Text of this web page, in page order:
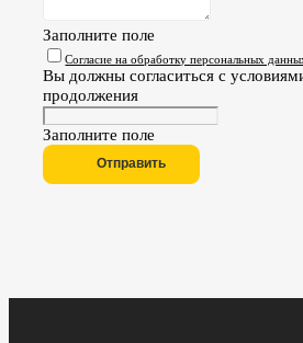
Заполните поле
Согласие на обработку персональных
Вы должны согласиться с
продолжения
Заполните поле
Отправить